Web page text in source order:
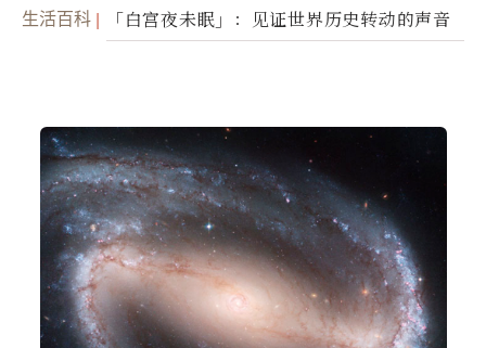
生活百科 「白宫夜未眠」：见证世界历史转动的声音